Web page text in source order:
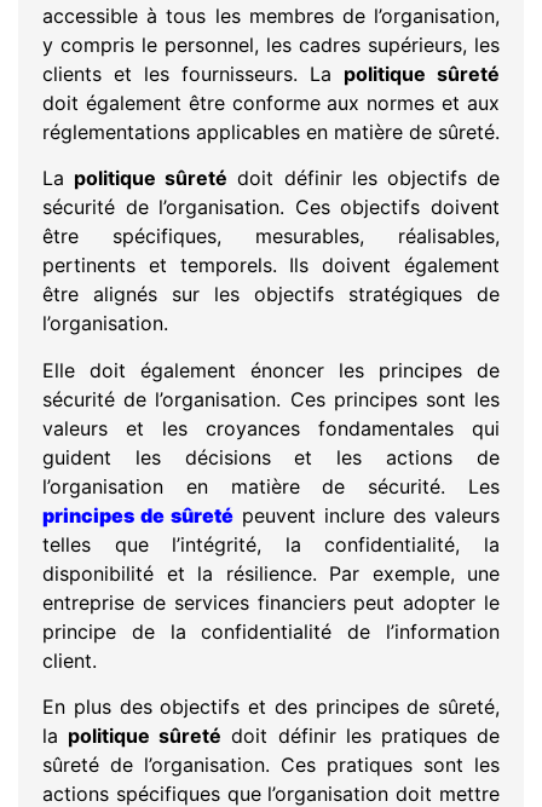
accessible à tous les membres de l’organisation,
y compris le personnel, les cadres supérieurs, les
clients et les fournisseurs. La politique sûreté
doit également être conforme aux normes et aux
réglementations applicables en matière de sûreté.
La politique sûreté doit définir les objectifs de
sécurité de l’organisation. Ces objectifs doivent
être spécifiques, mesurables, réalisables,
pertinents et temporels. Ils doivent également
être alignés sur les objectifs stratégiques de
l’organisation.
Elle doit également énoncer les principes de
sécurité de l’organisation. Ces principes sont les
valeurs et les croyances fondamentales qui
guident les décisions et les actions de
l’organisation en matière de sécurité. Les
principes de sûreté peuvent inclure des valeurs
telles que l’intégrité, la confidentialité, la
disponibilité et la résilience. Par exemple, une
entreprise de services financiers peut adopter le
principe de la confidentialité de l’information
client.
En plus des objectifs et des principes de sûreté,
la politique sûreté doit définir les pratiques de
sûreté de l’organisation. Ces pratiques sont les
actions spécifiques que l’organisation doit mettre